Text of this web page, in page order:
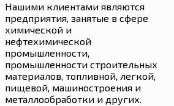
Нашими клиентами являются
предприятия, занятые в сфере
химической и
нефтехимической
промышленности,
промышленности строительных
материалов, топливной, легкой,
пищевой, машиностроения и
металлообработки и других.